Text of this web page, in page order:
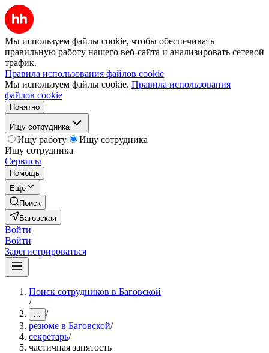
Мы используем файлы cookie, чтобы обеспечивать
правильную работу нашего веб-сайта и анализировать сетевой
трафик.
Правила использования файлов cookie
Мы используем файлы cookie. Правила использования
файлов cookie
Понятно
Ищу сотрудника
Ищу работу
Ищу сотрудника
Ищу сотрудника
Сервисы
Помощь
Ещё
Поиск
Баговская
Войти
Войти
Зарегистрироваться
Поиск сотрудников в Баговской
/
... /
резюме в Баговской/
секретарь/
частичная занятость